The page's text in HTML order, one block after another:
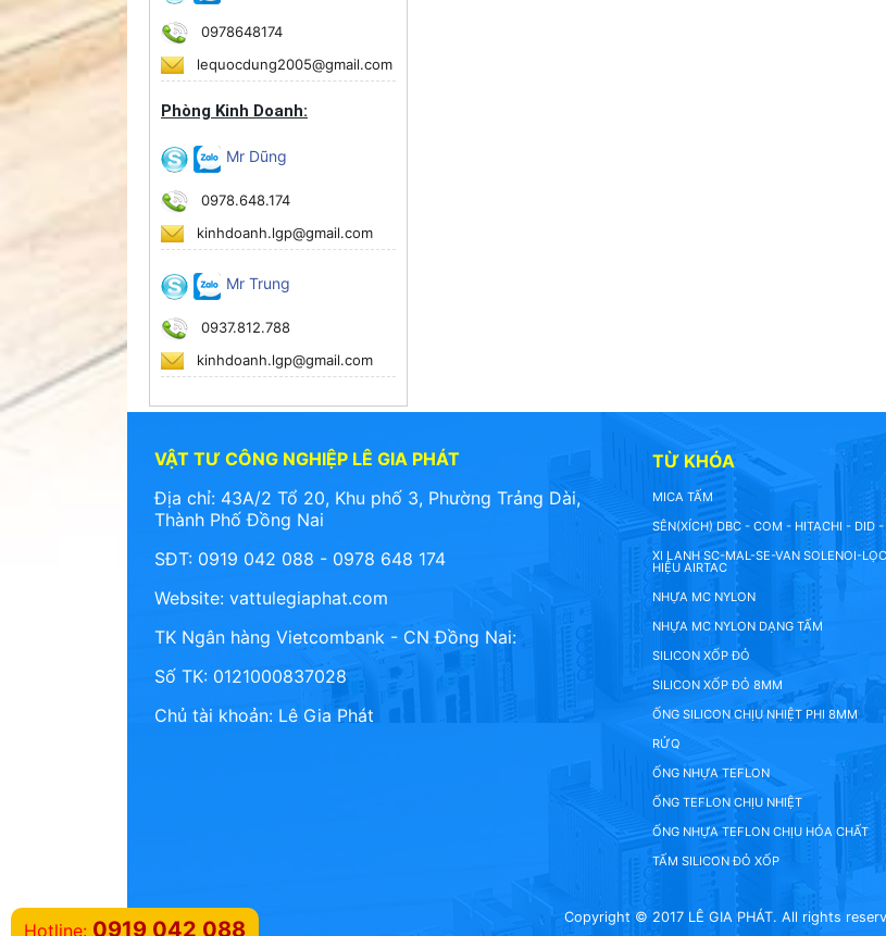
0978648174
lequocdung2005@gmail.com
Phòng Kinh Doanh:
Mr Dũng
0978.648.174
kinhdoanh.lgp@gmail.com
Mr Trung
0937.812.788
kinhdoanh.lgp@gmail.com
VẬT TƯ CÔNG NGHIỆP LÊ GIA PHÁT
Địa chỉ: 43A/2 Tổ 20, Khu phố 3, Phường Trảng Dài,
Thành Phố Đồng Nai
SĐT: 0919 042 088 - 0978 648 174
Website: vattulegiaphat.com
TK Ngân hàng Vietcombank - CN Đồng Nai:
Số TK: 0121000837028
Chủ tài khoản: Lê Gia Phát
TỪ KHÓA
MICA TẤM
SÊN(XÍCH) DBC - COM - HITACHI - DID -
XI LANH SC-MAL-SE-VAN SOLENOI-
HIỆU AIRTAC
NHỰA MC NYLON
NHỰA MC NYLON DẠNG TẤM
SILICON XỐP ĐỎ
SILICON XỐP ĐỎ 8MM
ỐNG SILICON CHỊU NHIỆT PHI 8MM
RỬQ
ỐNG NHỰA TEFLON
ỐNG TEFLON CHỊU NHIỆT
ỐNG NHỰA TEFLON CHỊU HÓA CHẤT
TẤM SILICON ĐỎ XỐP
Copyright © 2017 LÊ GIA PHÁT. All rights
Hotline: 0919 042 088